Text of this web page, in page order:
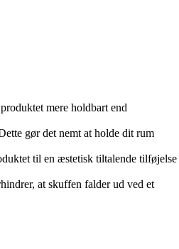
mere holdbart end
gør det nemt at holde dit rum
til en æstetisk tiltalende tilføjelse
at skuffen falder ud ved et